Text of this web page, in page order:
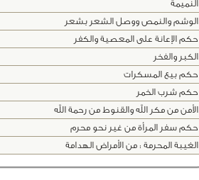
النميمة
الوشم والنمص ووصل الشعر بشعر
حكم الإعانة على المعصية والكفر
الكبر والفخر
حكم بيع المسكرات
حكم شرب الخمر
الأمن من مكر الله والقنوط من رحمة الله
حكم سفر المرأة من غير نحو محرم
الغيبة المحرمة : من الأمراض الهدامة